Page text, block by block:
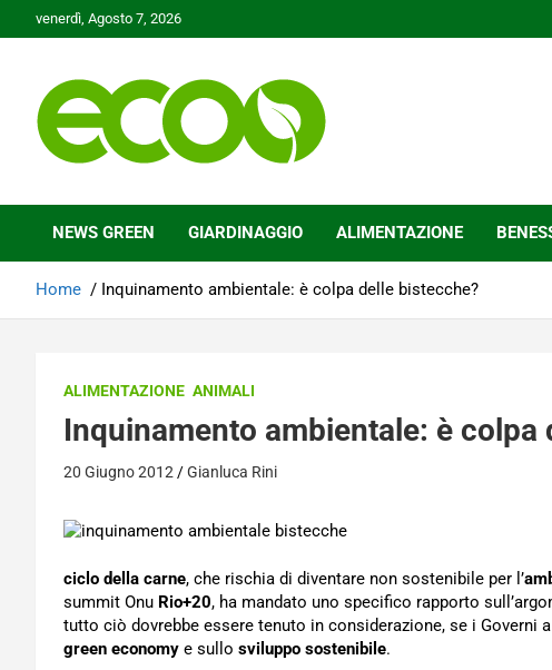
to
venerdì, Agosto 7, 2026
Ecoo.it
NEWS GREEN GIARDINAGGIO ALIMENTAZIONE
Home Inquinamento ambientale: è colpa delle bistecche?
ALIMENTAZIONE ANIMALI
Inquinamento ambientale: è colpa
20 Giugno 2012 Gianluca Rini
ciclo della carne, che rischia di diventare non sostenibile per l’
summit Onu Rio+20, ha mandato uno specifico rapporto
tutto ciò dovrebbe essere tenuto in considerazione, se i Governi
green economy e sullo sviluppo sostenibile.